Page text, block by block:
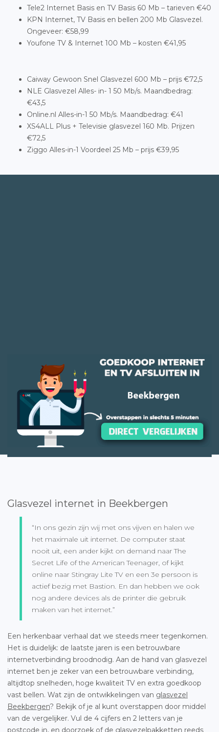
Tele2 Internet Basis en TV Basis 60 Mb – tarieven €40
KPN Internet, TV Basis en bellen 200 Mb Glasvezel.
Ongeveer: €58,99
Youfone TV & Internet 100 Mb – kosten €41,95
Caiway Gewoon Snel Glasvezel 600 Mb – prijs €72,5
NLE Glasvezel Alles- in- 1 50 Mb/s. Maandbedrag:
€43,5
Online.nl Alles-in-1 50 Mb/s. Maandbedrag: €41
XS4ALL Plus + Televisie glasvezel 160 Mb. Prijzen
€72,5
Ziggo Alles-in-1 Voordeel 25 Mb – prijs €39,95
Glasvezel internet in Beekbergen
“In ons gezin zijn wij met ons vijven en halen we
het maximale uit internet. De computer staat
nooit uit, een ander kijkt on demand naar The
Secret Life of the American Teenager, of kijkt
online naar Stingray Lite TV en een 3e persoon is
actief bezig met Bastion. En dan hebben we ook
nog andere devices als de printer die gebruik
maken van het internet.”
Een herkenbaar verhaal dat we steeds meer tegenkomen.
Het is duidelijk: de laatste jaren is een betrouwbare
internetverbinding broodnodig. Aan de hand van glasvezel
internet ben je zeker van een betrouwbare verbinding,
altijdtop snelheden, hoge kwaliteit TV en extra goedkoop
vast bellen. Wat zijn de ontwikkelingen van glasvezel
Beekbergen? Bekijk of je al kunt overstappen door middel
van de vergelijker. Vul de 4 cijfers en 2 letters van je
postcode in, en doorzoek of de glasvezelpakketten reeds